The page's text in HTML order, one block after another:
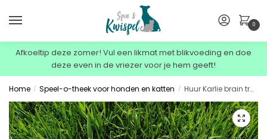
0
Afkoeltip deze zomer! Vul een likmat met blikvoeding en doe
deze even in de vriezer voor je hem geeft!
Home / Speel-o-theek voor honden en katten / Huur Karlie brain train boney puzzel + borg 1 week